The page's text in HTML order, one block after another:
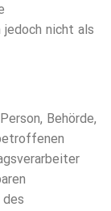
nicht als
Behörde,